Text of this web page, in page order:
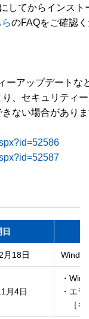
してからインスト
のFAQをご確認
アップデートな
、セキュリティ
ない場合があり
月18日
月4日
・
・エ
［キ